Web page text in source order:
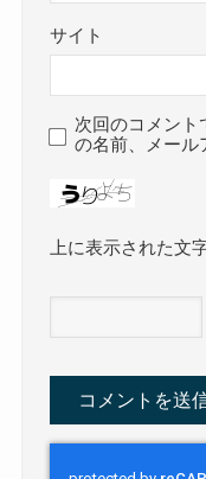
サイト
次回のコメント
の名前、メール
上に表示された文